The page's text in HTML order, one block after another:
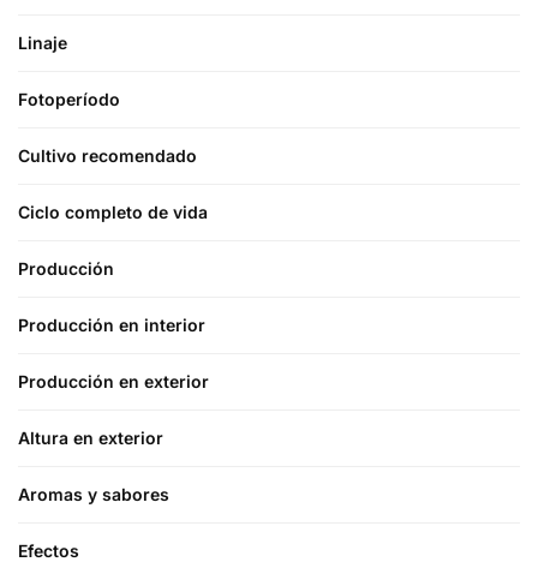
Linaje
Fotoperíodo
Cultivo recomendado
Ciclo completo de vida
Producción
Producción en interior
Producción en exterior
Altura en exterior
Aromas y sabores
Efectos